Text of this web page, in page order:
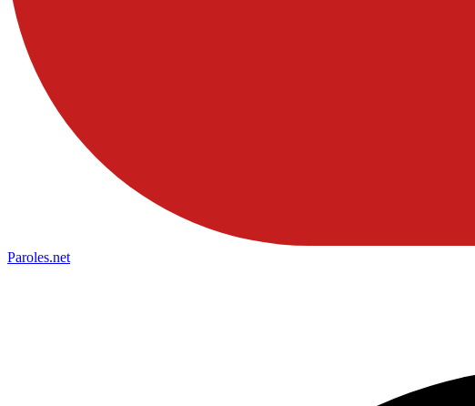
Paroles.net